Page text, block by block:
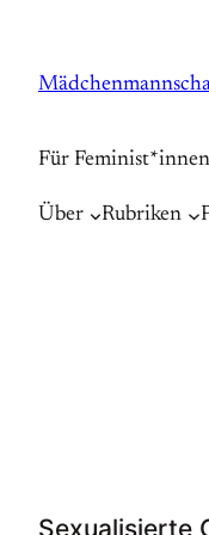
springen
Für
Über Rubriken
Sexualisierte